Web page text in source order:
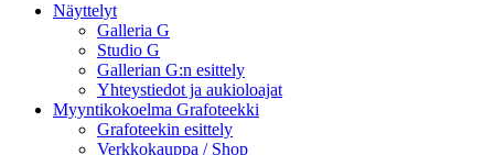
Näyttelyt
Galleria G
Studio G
Gallerian G:n esittely
Yhteystiedot ja aukioloajat
Myyntikokoelma Grafoteekki
Grafoteekin esittely
Verkkokauppa / Shop